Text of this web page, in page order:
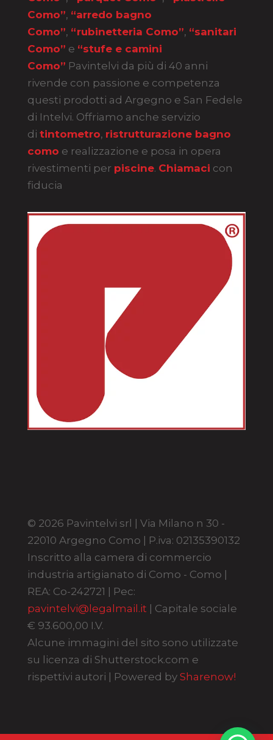
Como”, “arredo bagno
Como”, “rubinetteria Como”, “sanitari
Como” e “stufe e camini
Como” Pavintelvi da più di 40 anni
rivende con passione e competenza
questi prodotti ad Argegno e San Fedele
di Intelvi. Offriamo anche servizio
di tintometro, ristrutturazione bagno
como e realizzazione e posa in opera
rivestimenti per piscine. Chiamaci con
fiducia
© 2026 Pavintelvi srl | Via Milano n 30 -
22010 Argegno Como | P.iva: 02135390132
Inscritto alla camera di commercio
industria artigianato di Como - Como |
REA: Co-242721 | Pec:
pavintelvi@legalmail.it | Capitale sociale
€ 93.600,00 I.V.
Alcune immagini del sito sono utilizzate
su licenza di Shutterstock.com e
rispettivi autori | Powered by Sharenow!